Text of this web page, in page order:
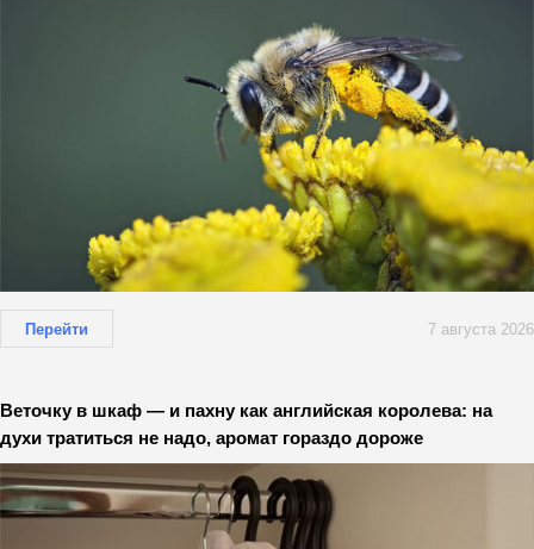
Перейти 7 августа 2026
Веточку в шкаф — и пахну как английская королева: на
духи тратиться не надо, аромат гораздо дороже